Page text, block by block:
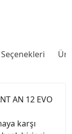
AN 12 EVO
karşı